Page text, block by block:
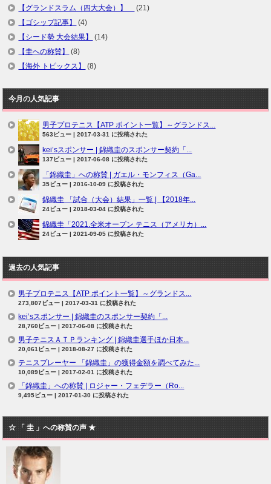
【グランドスラム（四大大会）】
(21)
【ゴシップ記事】
(4)
【シード勢 大会結果】
(14)
【圭への称賛】
(8)
【海外 トピックス】
(8)
今月の人気記事
男子プロテニス【ATP ポイント一覧】～グランドス...
563ビュー |2017-03-31 に投稿された
kei’sスポンサー | 錦織圭のスポンサー契約「...
137ビュー |2017-06-08 に投稿された
「錦織圭」への称賛 | ガエル・モンフィス（Ga...
35ビュー |2016-10-09 に投稿された
錦織圭 「試合（大会）結果」一覧 | 【2018年...
24ビュー |2018-03-04 に投稿された
錦織圭「2021.全米オープン テニス（アメリカ）...
24ビュー |2021-09-05 に投稿された
過去の人気記事
男子プロテニス【ATP ポイント一覧】～グランドス...
273,807ビュー |2017-03-31 に投稿された
kei’sスポンサー | 錦織圭のスポンサー契約「...
28,760ビュー |2017-06-08 に投稿された
男子テニスＡＴＰランキング | 錦織圭選手ほか日本...
20,061ビュー |2018-08-27 に投稿された
テニスプレーヤー 「錦織圭」の獲得金額を調べてみた...
10,089ビュー |2017-02-01 に投稿された
「錦織圭」への称賛 | ロジャー・フェデラー（Ro...
9,495ビュー |2017-01-30 に投稿された
☆ 「 圭 」への称賛の声 ★